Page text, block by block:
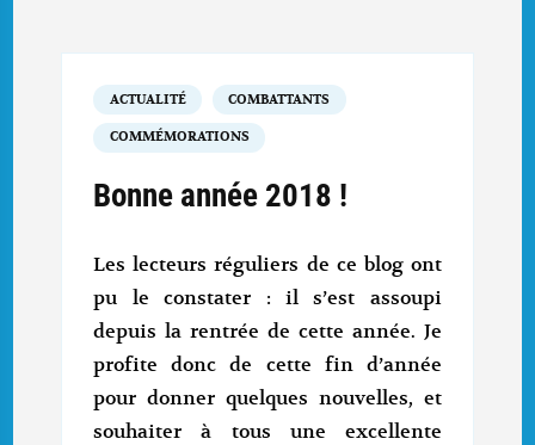
ACTUALITÉ COMBATTANTS
COMMÉMORATIONS
Bonne année 2018 !
Les lecteurs réguliers de ce blog ont
pu le constater : il s’est assoupi
depuis la rentrée de cette année. Je
profite donc de cette fin d’année
pour donner quelques nouvelles, et
souhaiter à tous une excellente